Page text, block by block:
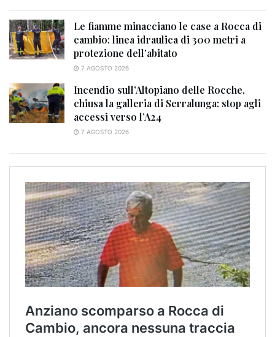
Le fiamme minacciano le case a Rocca di
cambio: linea idraulica di 300 metri a
protezione dell’abitato
7 AGOSTO 2026
Incendio sull’Altopiano delle Rocche,
chiusa la galleria di Serralunga: stop agli
accessi verso l’A24
7 AGOSTO 2026